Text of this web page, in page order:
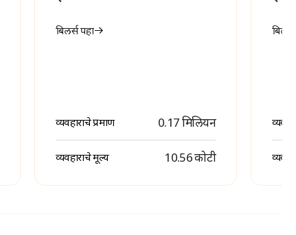
बिलर्स पहा
व्यवहाराचे प्रमाण 0.17 मिलियन
व्यवहाराचे मूल्य ₹ 10.56 कोटी